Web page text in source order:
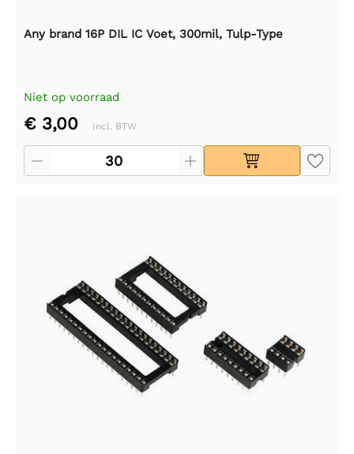
Any brand 16P DIL IC Voet, 300mil, Tulp-Type
Niet op voorraad
€ 3,00 Incl. BTW